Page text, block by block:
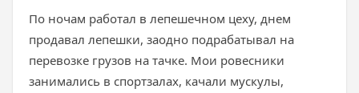
По ночам работал в лепешечном цеху, днем
продавал лепешки, заодно подрабатывал на
перевозке грузов на тачке. Мои ровесники
занимались в спортзалах, качали мускулы,